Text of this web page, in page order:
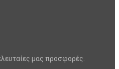
μας προσφορές.